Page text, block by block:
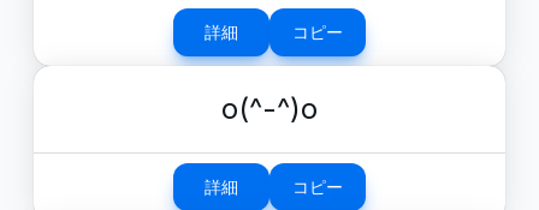
詳細 コピー
o(^-^)o
詳細 コピー